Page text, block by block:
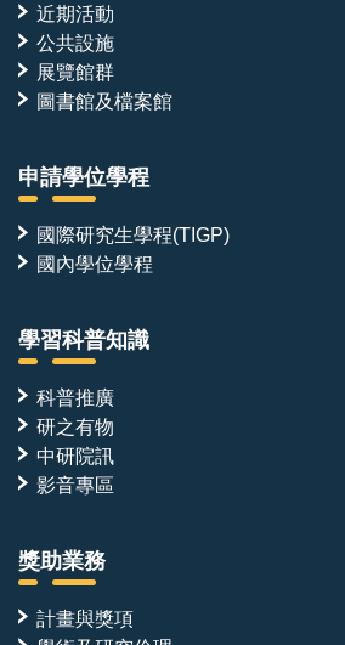
近期活動
公共設施
展覽館群
圖書館及檔案館
申請學位學程
國際研究生學程(TIGP)
國內學位學程
學習科普知識
科普推廣
研之有物
中研院訊
影音專區
獎助業務
計畫與獎項